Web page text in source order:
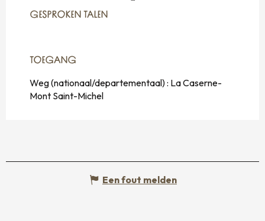
GESPROKEN TALEN
GESPROKEN TALEN
TOEGANG
TOEGANG
Weg (nationaal/departementaal) : La Caserne-
Mont Saint-Michel
Een fout melden